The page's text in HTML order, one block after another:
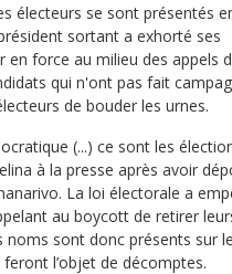
électeurs se sont présentés
sortant a exhorté ses
en force au milieu des appels
qui n'ont pas fait
de bouder les urnes.
(...) ce sont les
à la presse après avoir
La loi électorale a
au boycott de retirer
noms sont donc présents sur
l’objet de décomptes.